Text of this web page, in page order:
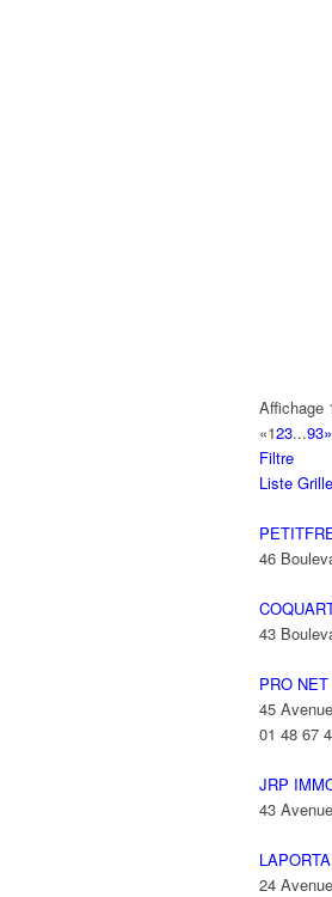
ABBAOUI
10 Allée
ABBES
Affichage
«123...93»
Filtre
Liste Grille
46
43
PRO
45
01 48 67
JRP
43
24